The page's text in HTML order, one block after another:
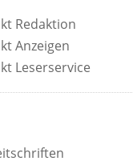
Redaktion
Anzeigen
Leserservice